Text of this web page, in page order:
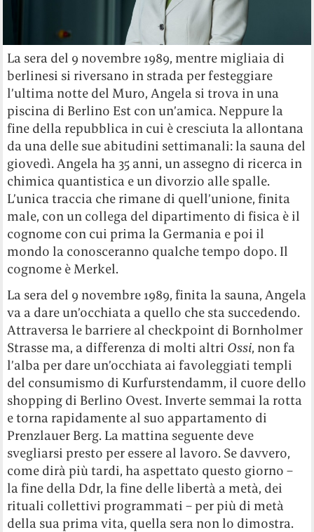
La sera del 9 novembre 1989, mentre migliaia di
berlinesi si riversano in strada per festeggiare
l’ultima notte del Muro, Angela si trova in una
piscina di Berlino Est con un’amica. Neppure la
fine della repubblica in cui è cresciuta la allontana
da una delle sue abitudini settimanali: la sauna del
giovedì. Angela ha 35 anni, un assegno di ricerca in
chimica quantistica e un divorzio alle spalle.
L’unica traccia che rimane di quell’unione, finita
male, con un collega del dipartimento di fisica è il
cognome con cui prima la Germania e poi il
mondo la conosceranno qualche tempo dopo. Il
cognome è Merkel.
La sera del 9 novembre 1989, finita la sauna, Angela
va a dare un’occhiata a quello che sta succedendo.
Attraversa le barriere al checkpoint di Bornholmer
Strasse ma, a differenza di molti altri Ossi, non fa
l’alba per dare un’occhiata ai favoleggiati templi
del consumismo di Kurfurstendamm, il cuore dello
shopping di Berlino Ovest. Inverte semmai la rotta
e torna rapidamente al suo appartamento di
Prenzlauer Berg. La mattina seguente deve
svegliarsi presto per essere al lavoro. Se davvero,
come dirà più tardi, ha aspettato questo giorno –
la fine della Ddr, la fine delle libertà a metà, dei
rituali collettivi programmati – per più di metà
della sua prima vita, quella sera non lo dimostra.